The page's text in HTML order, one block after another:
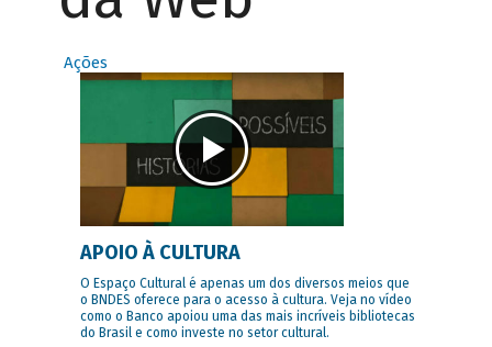
Ações
APOIO À CULTURA
O Espaço Cultural é apenas um dos diversos meios que
o BNDES oferece para o acesso à cultura. Veja no vídeo
como o Banco apoiou uma das mais incríveis bibliotecas
do Brasil e como investe no setor cultural.